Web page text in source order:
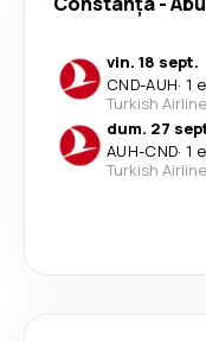
vin. 18 sept.
CND-AUH· 1
Turkish
dum. 27
AUH-CND· 1
Turkish